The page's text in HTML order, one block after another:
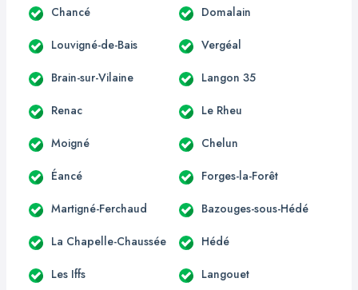
Chancé Domalain
Louvigné-de-Bais Vergéal
Brain-sur-Vilaine Langon 35
Renac Le Rheu
Moigné Chelun
Éancé Forges-la-Forêt
Martigné-Ferchaud Bazouges-sous-Hédé
La Chapelle-Chaussée Hédé
Les Iffs Langouet